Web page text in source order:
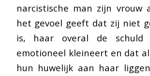
narcistische man zijn vrouw
het gevoel geeft dat zij niet
is, haar overal de schuld
emotioneel kleineert en dat
hun huwelijk aan haar